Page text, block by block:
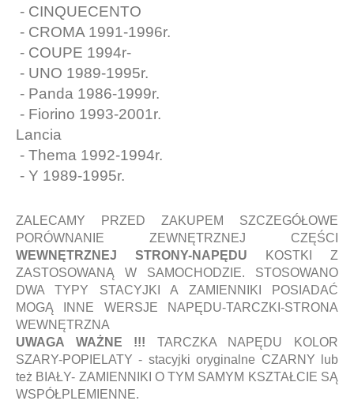
- CINQUECENTO
- CROMA 1991-1996r.
- COUPE 1994r-
- UNO 1989-1995r.
- Panda 1986-1999r.
- Fiorino 1993-2001r.
Lancia
- Thema 1992-1994r.
- Y 1989-1995r.
ZALECAMY PRZED ZAKUPEM SZCZEGÓŁOWE
PORÓWNANIE ZEWNĘTRZNEJ CZĘŚCI
WEWNĘTRZNEJ STRONY-NAPĘDU KOSTKI Z
ZASTOSOWANĄ W SAMOCHODZIE. STOSOWANO
DWA TYPY STACYJKI A ZAMIENNIKI POSIADAĆ
MOGĄ INNE WERSJE NAPĘDU-TARCZKI-STRONA
WEWNĘTRZNA
UWAGA WAŻNE !!! TARCZKA NAPĘDU KOLOR
SZARY-POPIELATY - stacyjki oryginalne CZARNY lub
też BIAŁY- ZAMIENNIKI O TYM SAMYM KSZTAŁCIE SĄ
WSPÓŁPLEMIENNE.